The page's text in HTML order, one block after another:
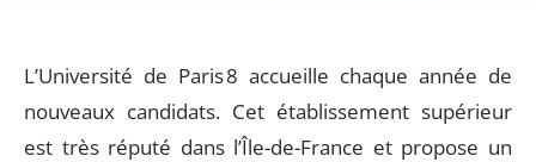
L’Université de Paris 8 accueille chaque année de
nouveaux candidats. Cet établissement supérieur
est très réputé dans l’Île-de-France et propose un